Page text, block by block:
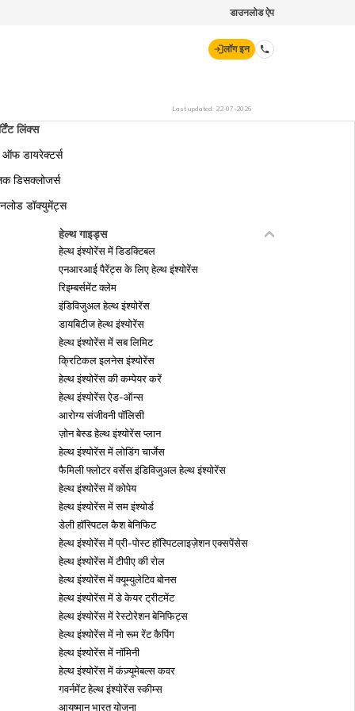
डाउनलोड ऐप
लॉग इन
Last updated: 22-07-2026
लिंक्स
ऑफ डायरेक्टर्स
डिसक्लोजर्स
डॉक्युमेंट्स
हेल्थ गाइड्स
हेल्थ इंश्योरेंस में डिडक्टिबल
एनआरआई पैरेंट्स के लिए हेल्थ इंश्योरेंस
रिइम्बर्समेंट क्लेम
इंडिविजुअल हेल्थ इंश्योरेंस
डायबिटीज हेल्थ इंश्योरेंस
हेल्थ इंश्योरेंस में सब लिमिट
क्रिटिकल इलनेस इंश्योरेंस
हेल्थ इंश्योरेंस की कम्पेयर करें
हेल्थ इंश्योरेंस ऐड-ऑन्स
आरोग्य संजीवनी पॉलिसी
ज़ोन बेस्ड हेल्थ इंश्योरेंस प्लान
हेल्थ इंश्योरेंस में लोडिंग चार्जेस
फैमिली फ्लोटर वर्सेस इंडिविजुअल हेल्थ इंश्योरेंस
हेल्थ इंश्योरेंस में कोपेय
हेल्थ इंश्योरेंस में सम इंश्योर्ड
डेली हॉस्पिटल कैश बेनिफिट
हेल्थ इंश्योरेंस में प्री-पोस्ट हॉस्पिटलाइज़ेशन एक्सपेंसेस
हेल्थ इंश्योरेंस में टीपीए की रोल
हेल्थ इंश्योरेंस में क्यूम्युलेटिव बोनस
हेल्थ इंश्योरेंस में डे केयर ट्रीटमेंट
हेल्थ इंश्योरेंस में रेस्टोरेशन बेनिफिट्स
हेल्थ इंश्योरेंस में नो रूम रेंट कैपिंग
हेल्थ इंश्योरेंस में नॉमिनी
हेल्थ इंश्योरेंस में कंज़्यूमेबल्स कवर
गवर्नमेंट हेल्थ इंश्योरेंस स्कीम्स
आयुष्मान भारत योजना